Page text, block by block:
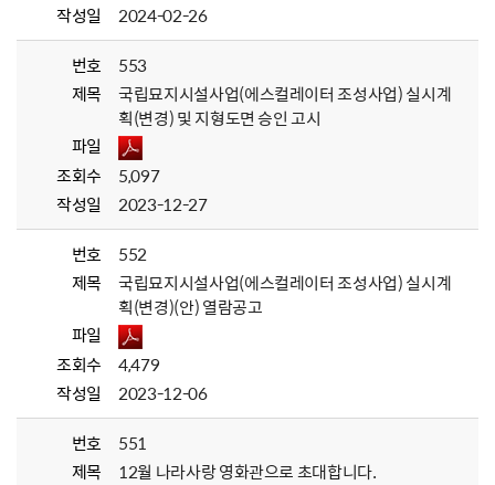
작성일
2024-02-26
번호
553
제목
국립묘지시설사업(에스컬레이터 조성사업) 실시계
획(변경) 및 지형도면 승인 고시
파일
조회수
5,097
작성일
2023-12-27
번호
552
제목
국립묘지시설사업(에스컬레이터 조성사업) 실시계
획(변경)(안) 열람공고
파일
조회수
4,479
작성일
2023-12-06
번호
551
제목
12월 나라사랑 영화관으로 초대합니다.